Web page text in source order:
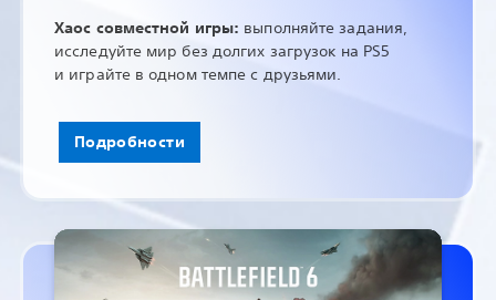
Хаос совместной игры: выполняйте задания,
исследуйте мир без долгих загрузок на PS5
и играйте в одном темпе с друзьями.
Подробности